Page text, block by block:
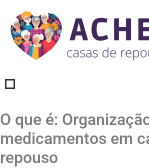
O que é:
medicamentos em
repouso